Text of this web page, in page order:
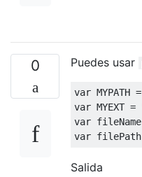
0 Puedes usar
var MYPATH =
var MYEXT =
var fileName
var filePath
Salida